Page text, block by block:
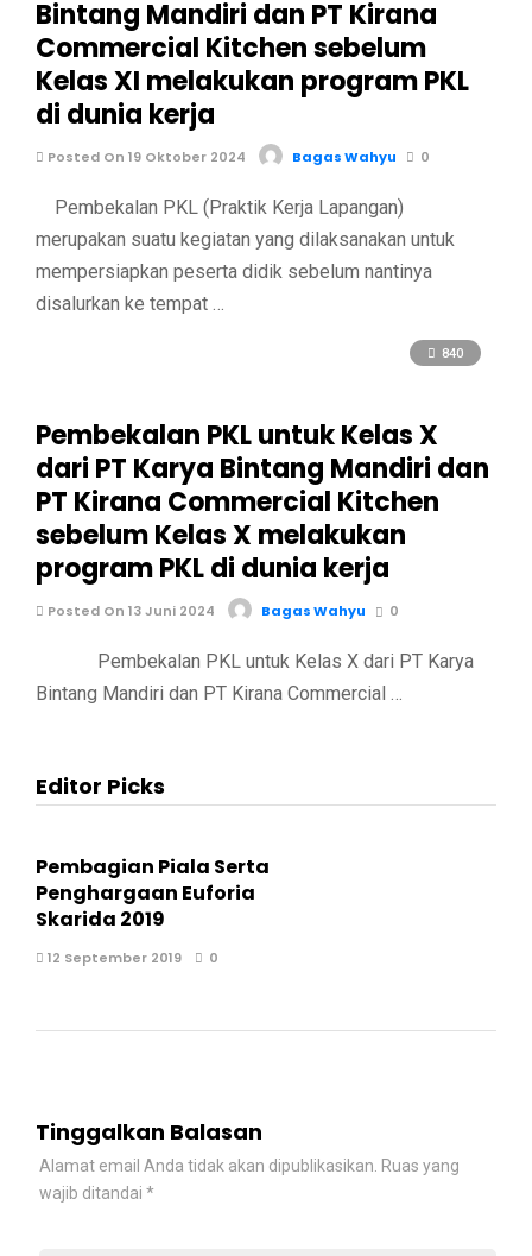
Bintang Mandiri dan PT Kirana
Commercial Kitchen sebelum
Kelas XI melakukan program PKL
di dunia kerja
Posted On 19 Oktober 2024 Bagas Wahyu 0
Pembekalan PKL (Praktik Kerja Lapangan)
merupakan suatu kegiatan yang dilaksanakan untuk
mempersiapkan peserta didik sebelum nantinya
disalurkan ke tempat …
840
Pembekalan PKL untuk Kelas X
dari PT Karya Bintang Mandiri dan
PT Kirana Commercial Kitchen
sebelum Kelas X melakukan
program PKL di dunia kerja
Posted On 13 Juni 2024 Bagas Wahyu 0
Pembekalan PKL untuk Kelas X dari PT Karya
Bintang Mandiri dan PT Kirana Commercial …
Editor Picks
Pembagian Piala Serta
Penghargaan Euforia
Skarida 2019
12 September 2019 0
Tinggalkan Balasan
Alamat email Anda tidak akan dipublikasikan. Ruas yang
wajib ditandai *